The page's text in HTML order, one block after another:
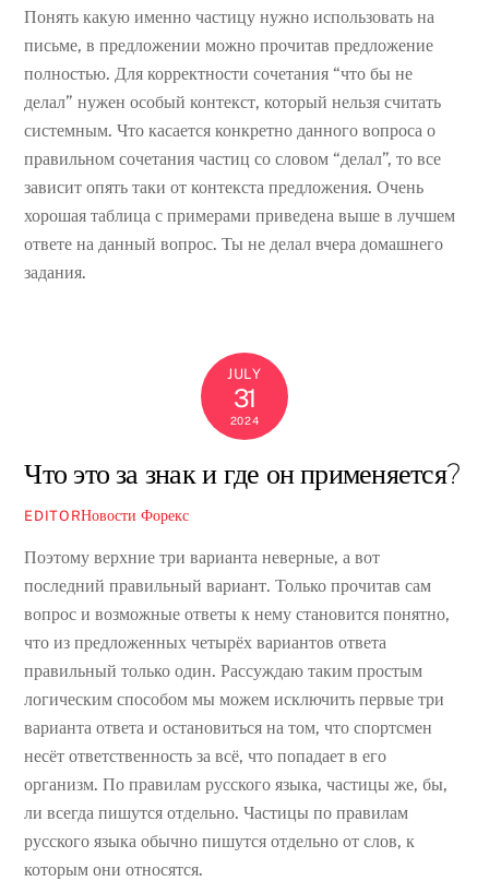
Понять какую именно частицу нужно использовать на
письме, в предложении можно прочитав предложение
полностью. Для корректности сочетания “что бы не
делал” нужен особый контекст, который нельзя считать
системным. Что касается конкретно данного вопроса о
правильном сочетания частиц со словом “делал”, то все
зависит опять таки от контекста предложения. Очень
хорошая таблица с примерами приведена выше в лучшем
ответе на данный вопрос. Ты не делал вчера домашнего
задания.
JULY
31
2024
Что это за знак и где он применяется?
EDITORНовости Форекс
Поэтому верхние три варианта неверные, а вот
последний правильный вариант. Только прочитав сам
вопрос и возможные ответы к нему становится понятно,
что из предложенных четырёх вариантов ответа
правильный только один. Рассуждаю таким простым
логическим способом мы можем исключить первые три
варианта ответа и остановиться на том, что спортсмен
несёт ответственность за всё, что попадает в его
организм. По правилам русского языка, частицы же, бы,
ли всегда пишутся отдельно. Частицы по правилам
русского языка обычно пишутся отдельно от слов, к
которым они относятся.